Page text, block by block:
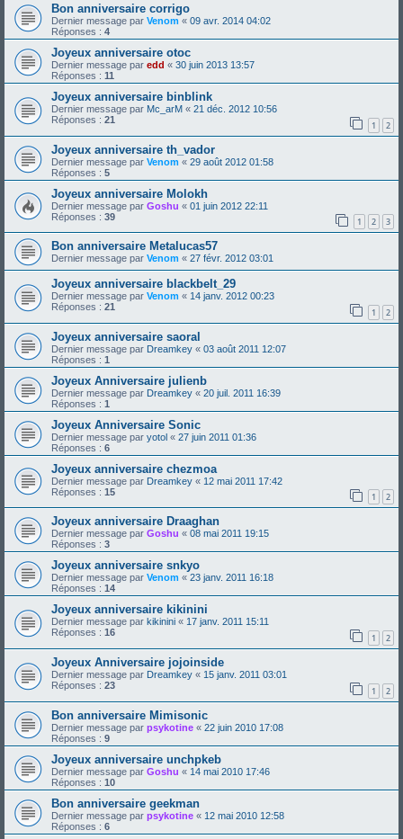
Bon anniversaire corrigo
Dernier message par Venom « 09 avr. 2014 04:02
Réponses : 4
Joyeux anniversaire otoc
Dernier message par edd « 30 juin 2013 13:57
Réponses : 11
Joyeux anniversaire binblink
Dernier message par Mc_arM « 21 déc. 2012 10:56
Réponses : 21 1 2
Joyeux anniversaire th_vador
Dernier message par Venom « 29 août 2012 01:58
Réponses : 5
Joyeux anniversaire Molokh
Dernier message par Goshu « 01 juin 2012 22:11
Réponses : 39 1 2 3
Bon anniversaire Metalucas57
Dernier message par Venom « 27 févr. 2012 03:01
Joyeux anniversaire blackbelt_29
Dernier message par Venom « 14 janv. 2012 00:23
Réponses : 21 1 2
Joyeux anniversaire saoral
Dernier message par Dreamkey « 03 août 2011 12:07
Réponses : 1
Joyeux Anniversaire julienb
Dernier message par Dreamkey « 20 juil. 2011 16:39
Réponses : 1
Joyeux Anniversaire Sonic
Dernier message par yotol « 27 juin 2011 01:36
Réponses : 6
Joyeux anniversaire chezmoa
Dernier message par Dreamkey « 12 mai 2011 17:42
Réponses : 15 1 2
Joyeux anniversaire Draaghan
Dernier message par Goshu « 08 mai 2011 19:15
Réponses : 3
Joyeux anniversaire snkyo
Dernier message par Venom « 23 janv. 2011 16:18
Réponses : 14
Joyeux anniversaire kikinini
Dernier message par kikinini « 17 janv. 2011 15:11
Réponses : 16 1 2
Joyeux Anniversaire jojoinside
Dernier message par Dreamkey « 15 janv. 2011 03:01
Réponses : 23 1 2
Bon anniversaire Mimisonic
Dernier message par psykotine « 22 juin 2010 17:08
Réponses : 9
Joyeux anniversaire unchpkeb
Dernier message par Goshu « 14 mai 2010 17:46
Réponses : 10
Bon anniversaire geekman
Dernier message par psykotine « 12 mai 2010 12:58
Réponses : 6